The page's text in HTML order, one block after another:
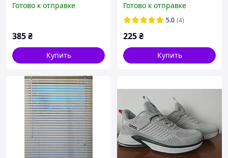
светло-серые с зеленым
Готово к отправке
385₴
Купить
Готово к отправке
5.0 (4)
225₴
Купить